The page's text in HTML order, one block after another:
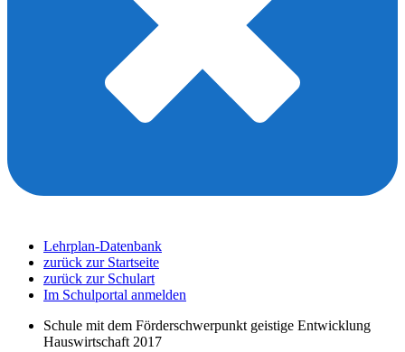
Lehrplan-Datenbank
zurück zur Startseite
zurück zur Schulart
Im Schulportal anmelden
Schule mit dem Förderschwerpunkt geistige Entwicklung
Hauswirtschaft 2017